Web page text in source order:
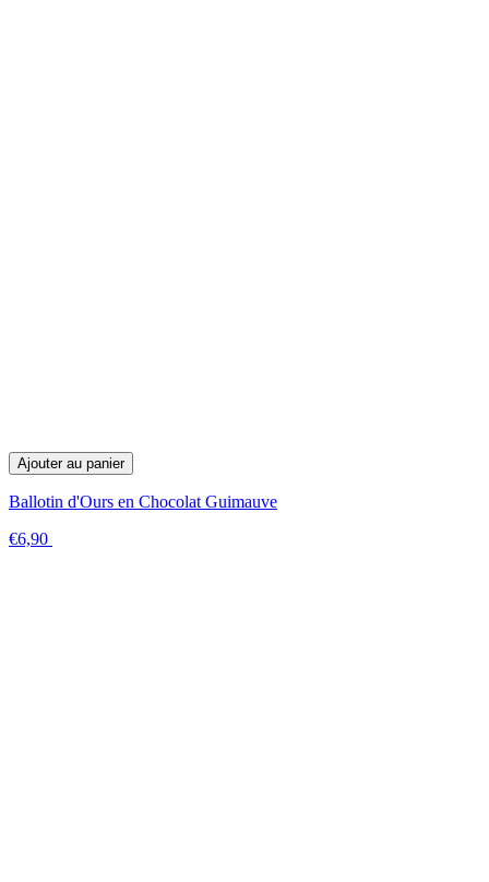
Ajouter au panier
Ballotin d'Ours en Chocolat Guimauve
€6,90